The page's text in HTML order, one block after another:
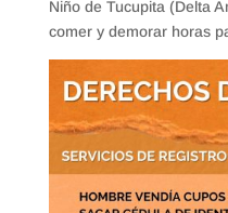
Niño de Tucupita (Delta
comer y demorar horas